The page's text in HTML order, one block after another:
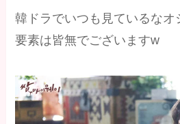
韓ドラでいつも見ているなオ
要素は皆無でございますw